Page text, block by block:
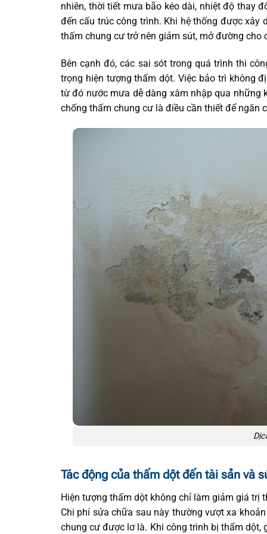
nhiên, thời tiết mưa bão kéo dài, nhiệt độ thay
đến cấu trúc công trình. Khi hệ thống được xây
thấm chung cư trở nên giảm sút, mở đường cho
Bên cạnh đó, các sai sót trong quá trình thi
trọng hiện tượng thấm dột. Việc bảo trì không
từ đó nước mưa dễ dàng xâm nhập qua những
chống thấm chung cư là điều cần thiết để ngăn
Tác động của thấm dột đến tài sản và
Hiện tượng thấm dột không chỉ làm giảm giá trị
Chi phí sửa chữa sau này thường vượt xa
chung cư được lơ là. Khi công trình bị thấm